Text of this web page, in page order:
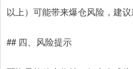
以上）可能带来爆仓风险，建议
## 四、风险提示